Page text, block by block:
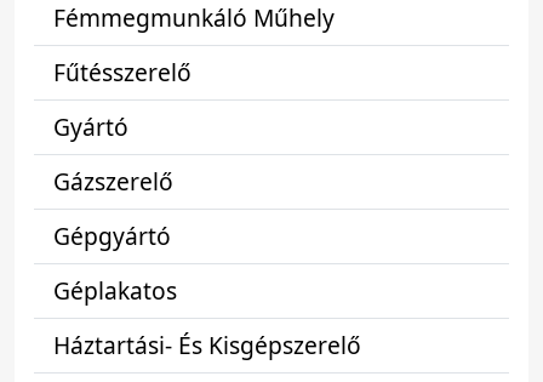
Fémmegmunkáló Műhely
Fűtésszerelő
Gyártó
Gázszerelő
Gépgyártó
Géplakatos
Háztartási- És Kisgépszerelő